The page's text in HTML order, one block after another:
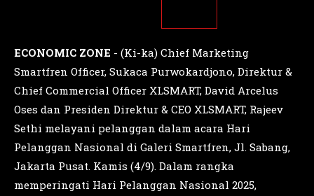
ECONOMIC ZONE - (Ki-ka) Chief Marketing
Smartfren Officer, Sukaca Purwokardjono, Direktur &
Chief Commercial Officer XLSMART, David Arcelus
Oses dan Presiden Direktur & CEO XLSMART, Rajeev
Sethi melayani pelanggan dalam acara Hari
Pelanggan Nasional di Galeri Smartfren, Jl. Sabang,
Jakarta Pusat. Kamis (4/9). Dalam rangka
memperingati Hari Pelanggan Nasional 2025,